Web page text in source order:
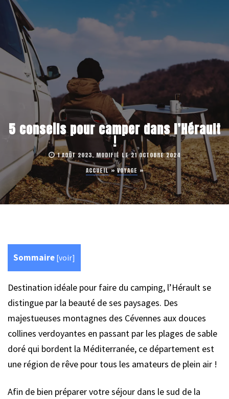
5 conseils pour camper dans l’Hérault
!
1 AOÛT 2023, MODIFIÉ LE 21 OCTOBRE 2024
ACCUEIL»VOYAGE »
Sommaire [voir]
Destination idéale pour faire du camping, l’Hérault se
distingue par la beauté de ses paysages. Des
majestueuses montagnes des Cévennes aux douces
collines verdoyantes en passant par les plages de sable
doré qui bordent la Méditerranée, ce département est
une région de rêve pour tous les amateurs de plein air !
Afin de bien préparer votre séjour dans le sud de la